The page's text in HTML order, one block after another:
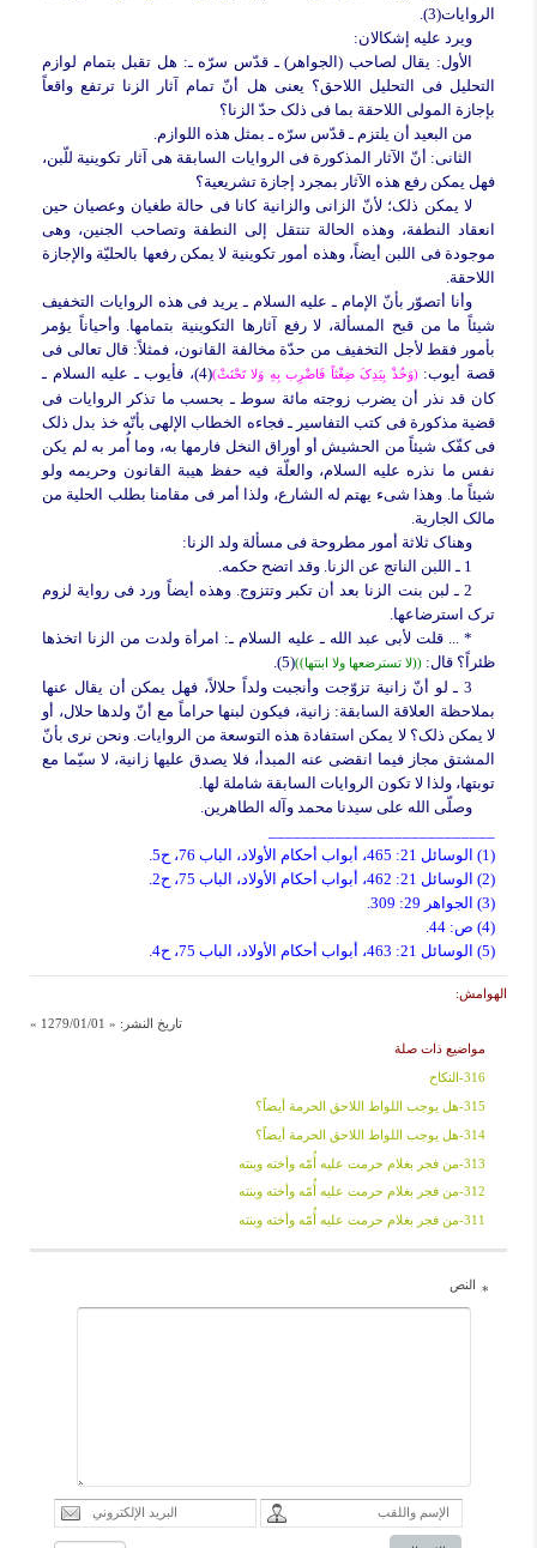
الروایات(3).
ویرد علیه إشکالان:
الأول: یقال لصاحب (الجواهر) ـ قدّس سرّه ـ: هل تقبل بتمام لوازم
التحلیل فی التحلیل اللاحق؟ یعنی هل أنّ تمام آثار الزنا ترتفع واقعاً
بإجازة المولى اللاحقة بما فی ذلک حدّ الزنا؟
من البعید أن یلتزم ـ قدّس سرّه ـ بمثل هذه اللوازم.
الثانی: أنّ الآثار المذکورة فی الروایات السابقة هی آثار تکوینیة للّبن،
فهل یمکن رفع هذه الآثار بمجرد إجازة تشریعیة؟
لا یمکن ذلک؛ لأنّ الزانی والزانیة کانا فی حالة طغیان وعصیان حین
انعقاد النطفة، وهذه الحالة تنتقل إلى النطفة وتصاحب الجنین، وهی
موجودة فی اللبن أیضاً، وهذه أمور تکوینیة لا یمکن رفعها بالحلیّة والإجازة
اللاحقة.
وأنا أتصوّر بأنّ الإمام ـ علیه السلام ـ یرید فی هذه الروایات التخفیف
شیئاً ما من قبح المسألة، لا رفع آثارها التکوینیة بتمامها. وأحیاناً یؤمر
بأمور فقط لأجل التخفیف من حدّة مخالفة القانون، فمثلاً: قال تعالى فی
قصة أیوب:(وَخُذْ بِیَدِکَ ضِغْثاً فَاضْرِب بِهِ وَلا تَحْنَثْ)
(4)، فأیوب ـ علیه السلام ـ
کان قد نذر أن یضرب زوجته مائة سوط ـ بحسب ما تذکر الروایات فی
قضیة مذکورة فی کتب التفاسیر ـ فجاءه الخطاب الإلهی بأنّه خذ بدل ذلک
فی کفّک شیئاً من الحشیش أو أوراق النخل فارمها به، وما أُمر به لم یکن
نفس ما نذره علیه السلام، والعلّة فیه حفظ هیبة القانون وحریمه ولو
شیئاً ما. وهذا شیء یهتم له الشارع، ولذا أمر فی مقامنا بطلب الحلیة من
مالک الجاریة.
وهناک ثلاثة أمور مطروحة فی مسألة ولد الزنا:
1 ـ اللبن الناتج عن الزنا. وقد اتضح حکمه.
2 ـ لبن بنت الزنا بعد أن تکبر وتتزوج. وهذه أیضاً ورد فی روایة لزوم
ترک استرضاعها.
* ... قلت لأبی عبد الله ـ علیه السلام ـ: امرأة ولدت من الزنا اتخذها
ظئراً؟ قال: ((لا تسترضعها ولا ابنتها))(5).
3 ـ لو أنّ زانیة تزوّجت وأنجبت ولداً حلالاً، فهل یمکن أن یقال عنها
بملاحظة العلاقة السابقة: زانیة، فیکون لبنها حراماً مع أنّ ولدها حلال، أو
لا یمکن ذلک؟ لا یمکن استفادة هذه التوسعة من الروایات. ونحن نرى بأنّ
المشتق مجاز فیما انقضى عنه المبدأ، فلا یصدق علیها زانیة، لا سیّما مع
توبتها، ولذا لا تکون الروایات السابقة شاملة لها.
وصلّى الله على سیدنا محمد وآله الطاهرین.
(1) الوسائل 21: 465، أبواب أحکام الأولاد، الباب 76، ح5.
(2) الوسائل 21: 462، أبواب أحکام الأولاد، الباب 75، ح2.
(3) الجواهر 29: 309.
(4) ص: 44.
(5) الوسائل 21: 463، أبواب أحکام الأولاد، الباب 75، ح4.
الهوامش:
تاريخ النشر: « 1279/01/01 »
مواضيع ذات صلة
316-النکاح
315-هل یوجب اللواط اللاحق الحرمة أیضاً؟
314-هل یوجب اللواط اللاحق الحرمة أیضاً؟
313-من فجر بغلام حرمت علیه أُمّه وأخته وبنته
312-من فجر بغلام حرمت علیه أُمّه وأخته وبنته
311-من فجر بغلام حرمت علیه أُمّه وأخته وبنته
* النص